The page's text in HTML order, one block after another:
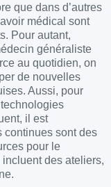
que dans d’autres
médical sont
Pour autant,
généraliste
au quotidien, on
de nouvelles
Aussi, pour
il est
continues sont des
pour le
des ateliers,